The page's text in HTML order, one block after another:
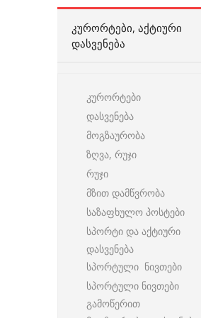
ᲙᲣᲠᲝᲠᲢᲔᲑᲘ, ᲐᲥᲢᲘᲣᲠᲘ
ᲓᲐᲡᲕᲔᲜᲔᲑᲐ
კურორტები
დასვენება
მოგზაურობა
ზღვა, რუჯი
რუჯი
მზით დამწვრობა
საზაფხულო პოსტები
სპორტი და აქტიური
დასვენება
სპორტული ნივთები
სპორტული ნივთები
გამოწერით